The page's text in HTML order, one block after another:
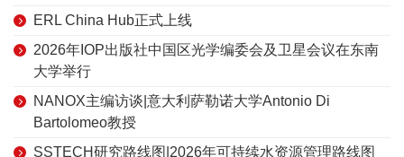
ERL China Hub正式上线
2026年IOP出版社中国区光学编委会及卫星会议在东南
大学举行
NANOX主编访谈|意大利萨勒诺大学Antonio Di
Bartolomeo教授
SSTECH研究路线图|2026年可持续水资源管理路线图